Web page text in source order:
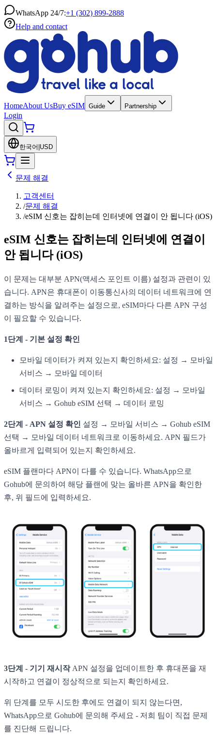
WhatsApp 24/7:+1 (302) 899-2888
Help and contact
HomeAbout UsBuy eSIM Guide Partnership
Login
한국어 USD
문제 해결
고객센터
/문제 해결
/eSIM 신호는 잡히는데 인터넷에 연결이 안 됩니다 (iOS)
eSIM 신호는 잡히는데 인터넷에 연결이
안 됩니다 (iOS)
이 문제는 대부분 APN(액세스 포인트 이름) 설정과 관련이 있
습니다. APN은 휴대폰이 이동통신사의 데이터 네트워크에 연
결하는 방식을 알려주는 설정으로, eSIM마다 다른 APN 구성
이 필요할 수 있습니다.
1단계 - 기본 설정 확인
모바일 데이터가 켜져 있는지 확인하세요: 설정 → 모바일
서비스 → 모바일 데이터
데이터 로밍이 켜져 있는지 확인하세요: 설정 → 모바일
서비스 → Gohub eSIM 선택 → 데이터 로밍
2단계 - APN 설정 확인 설정 → 모바일 서비스 → Gohub eSIM
선택 → 모바일 데이터 네트워크로 이동하세요. APN 필드가
올바르게 입력되어 있는지 확인하세요.
eSIM 플랜마다 APN이 다를 수 있습니다. WhatsApp으로
Gohub에 문의하여 해당 플랜에 맞는 올바른 APN을 확인한
후, 위 필드에 입력하세요.
3단계 - 기기 재시작APN 설정을 업데이트한 후 휴대폰을 재
시작하고 연결이 정상적으로 되는지 확인하세요.
위 단계를 모두 시도한 후에도 연결이 되지 않는다면,
WhatsApp으로 Gohub에 문의해 주세요 - 저희 팀이 직접 문제
를 진단해 드립니다.